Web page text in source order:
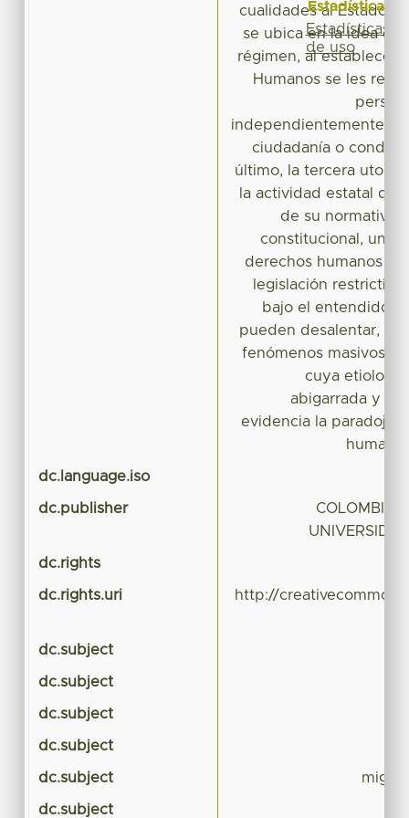
cualidades al Estado.
se ubica en la idea de
régimen, al establecer
Humanos se les
independientemente
ciudadanía o
último, la tercera
la actividad estatal de
de su
constitucional, un
derechos humanos y,
legislación
bajo el entendido
pueden desalentar,
fenómenos masivos,
cuya etiología
abigarrada y
evidencia la paradoja
dc.language.iso
dc.publisher
COLOMBIA
dc.rights
dc.rights.uri http://
dc.subject
dc.subject
dc.subject
dc.subject
dc.subject
dc.subject
Estadísticas
Estadísticas
de uso